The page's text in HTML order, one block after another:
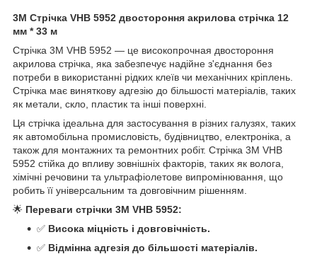
3М Стрічка VHB 5952 двостороння акрилова стрічка 12
мм * 33 м
Стрічка 3М VHB 5952 — це високопрочная двостороння
акрилова стрічка, яка забезпечує надійне з'єднання без
потреби в використанні рідких клеїв чи механічних кріплень.
Стрічка має виняткову адгезію до більшості матеріалів, таких
як метали, скло, пластик та інші поверхні.
Ця стрічка ідеальна для застосування в різних галузях, таких
як автомобільна промисловість, будівництво, електроніка, а
також для монтажних та ремонтних робіт. Стрічка 3М VHB
5952 стійка до впливу зовнішніх факторів, таких як волога,
хімічні речовини та ультрафіолетове випромінювання, що
робить її універсальним та довговічним рішенням.
🌟 Переваги стрічки 3М VHB 5952:
✅ Висока міцність і довговічність.
✅ Відмінна адгезія до більшості матеріалів.